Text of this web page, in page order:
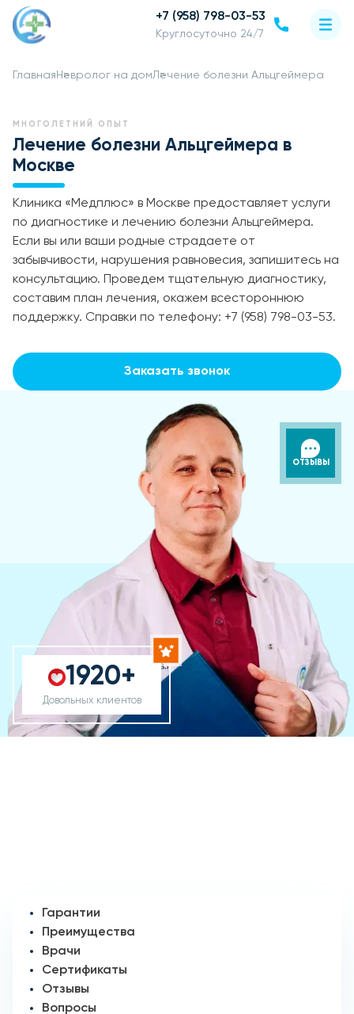
+7 (958) 798-03-53
Круглосуточно 24/7
Главная Невролог на домЛечение болезни Альцгеймера
МНОГОЛЕТНИЙ ОПЫТ
Лечение болезни Альцгеймера в
Москве
Клиника «Медплюс» в Москве предоставляет услуги
по диагностике и лечению болезни Альцгеймера.
Если вы или ваши родные страдаете от
забывчивости, нарушения равновесия, запишитесь на
консультацию. Проведем тщательную диагностику,
составим план лечения, окажем всестороннюю
поддержку. Справки по телефону: +7 (958) 798-03-53.
Заказать звонок
1920+
Довольных клиентов
ОТЗЫВЫ
Гарантии
Преимущества
Врачи
Сертификаты
Отзывы
Вопросы